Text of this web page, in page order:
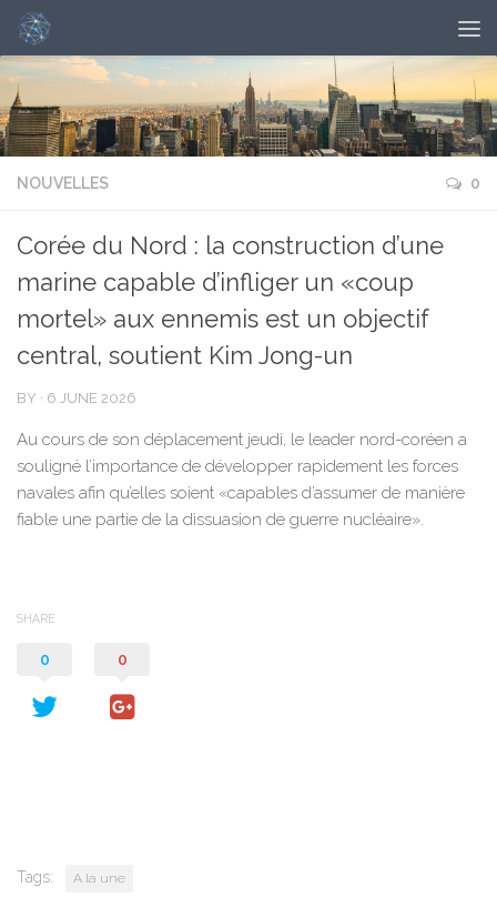
NOUVELLES 0
Corée du Nord : la construction d’une
marine capable d’infliger un «coup
mortel» aux ennemis est un objectif
central, soutient Kim Jong-un
BY · 6 JUNE 2026
Au cours de son déplacement jeudi, le leader nord-coréen a
souligné l’importance de développer rapidement les forces
navales afin qu’elles soient «capables d’assumer de manière
fiable une partie de la dissuasion de guerre nucléaire».
SHARE
0 0
Tags: A la une